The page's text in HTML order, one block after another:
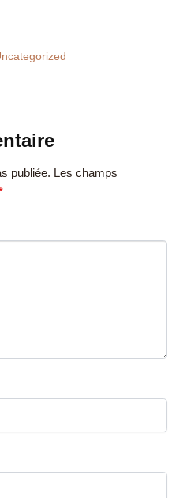
publiée. Les champs